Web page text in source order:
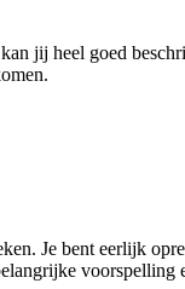
jij heel goed
Je bent eerlijk